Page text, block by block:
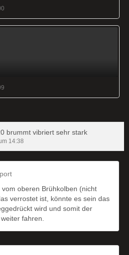
brummt vibriert sehr stark
14:38
oberen Brühkolben (nicht
verrostet ist, könnte es sein das
wird und somit der
fahren.